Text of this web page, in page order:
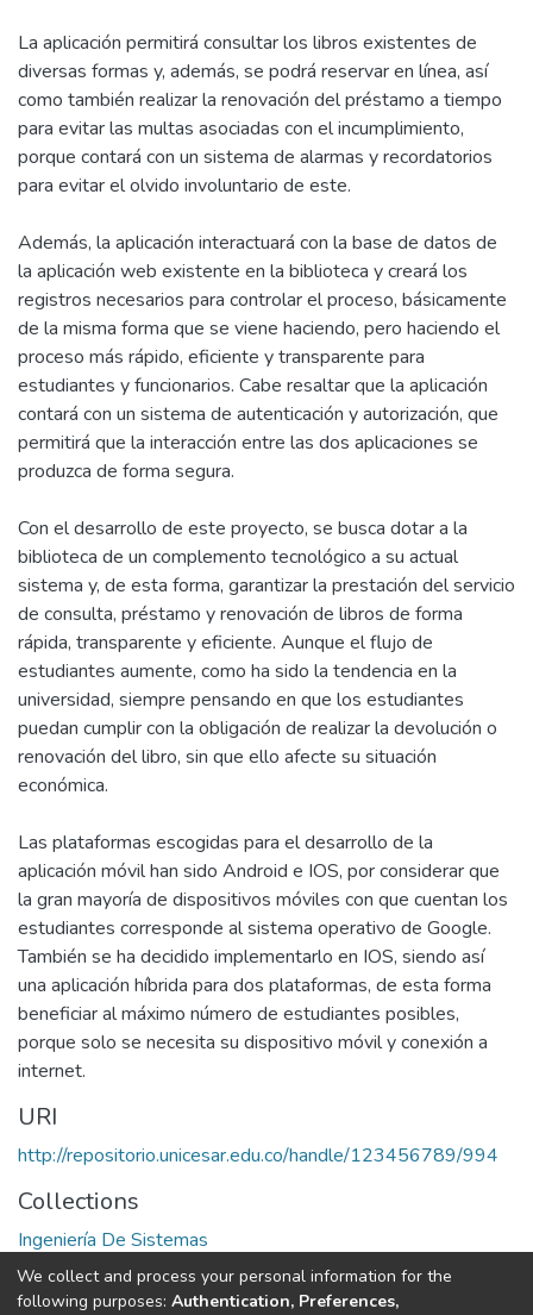
La aplicación permitirá consultar los libros existentes de
diversas formas y, además, se podrá reservar en línea, así
como también realizar la renovación del préstamo a tiempo
para evitar las multas asociadas con el incumplimiento,
porque contará con un sistema de alarmas y recordatorios
para evitar el olvido involuntario de este.
Además, la aplicación interactuará con la base de datos de
la aplicación web existente en la biblioteca y creará los
registros necesarios para controlar el proceso, básicamente
de la misma forma que se viene haciendo, pero haciendo el
proceso más rápido, eficiente y transparente para
estudiantes y funcionarios. Cabe resaltar que la aplicación
contará con un sistema de autenticación y autorización, que
permitirá que la interacción entre las dos aplicaciones se
produzca de forma segura.
Con el desarrollo de este proyecto, se busca dotar a la
biblioteca de un complemento tecnológico a su actual
sistema y, de esta forma, garantizar la prestación del servicio
de consulta, préstamo y renovación de libros de forma
rápida, transparente y eficiente. Aunque el flujo de
estudiantes aumente, como ha sido la tendencia en la
universidad, siempre pensando en que los estudiantes
puedan cumplir con la obligación de realizar la devolución o
renovación del libro, sin que ello afecte su situación
económica.
Las plataformas escogidas para el desarrollo de la
aplicación móvil han sido Android e IOS, por considerar que
la gran mayoría de dispositivos móviles con que cuentan los
estudiantes corresponde al sistema operativo de Google.
También se ha decidido implementarlo en IOS, siendo así
una aplicación híbrida para dos plataformas, de esta forma
beneficiar al máximo número de estudiantes posibles,
porque solo se necesita su dispositivo móvil y conexión a
internet.
URI
http://repositorio.unicesar.edu.co/handle/123456789/994
Collections
Ingeniería De Sistemas
Full item page
We collect and process your personal information for the
following purposes: Authentication, Preferences,